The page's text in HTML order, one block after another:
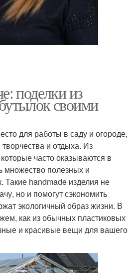
поделки из
своими
для работы в саду и огороде,
и отдыха. Из
часто оказываются в
множество полезных и
Такие handmade изделия не
но и помогут сэкономить
экологичный образ жизни. В
как из обычных пластиковых
и красивые вещи для вашего